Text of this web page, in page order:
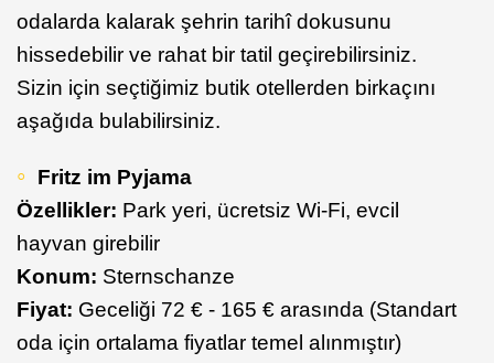
odalarda kalarak şehrin tarihî dokusunu
hissedebilir ve rahat bir tatil geçirebilirsiniz.
Sizin için seçtiğimiz butik otellerden birkaçını
aşağıda bulabilirsiniz.
Fritz im Pyjama
Özellikler: Park yeri, ücretsiz Wi-Fi, evcil
hayvan girebilir
Konum: Sternschanze
Fiyat: Geceliği 72 € - 165 € arasında (Standart
oda için ortalama fiyatlar temel alınmıştır)